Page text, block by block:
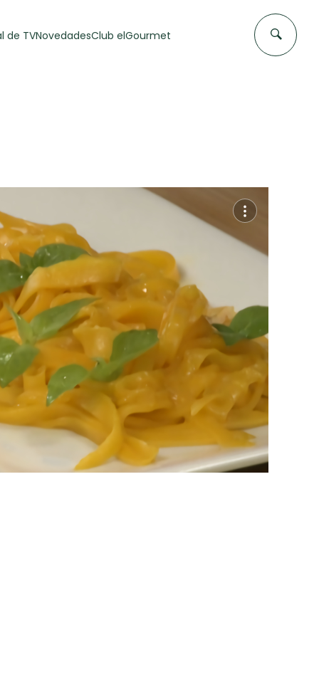
DE
FLAN CASERO
50 min
de TVNovedadesClub elGourmet